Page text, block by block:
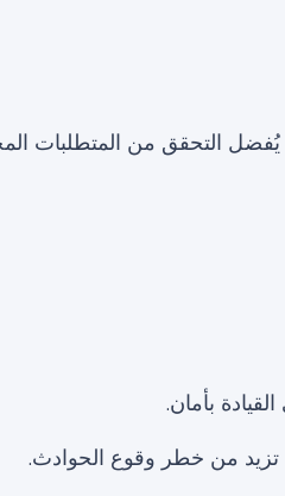
يُفضل التحقق من المتطلبات
بأمان.
من خطر وقوع الحوادث.